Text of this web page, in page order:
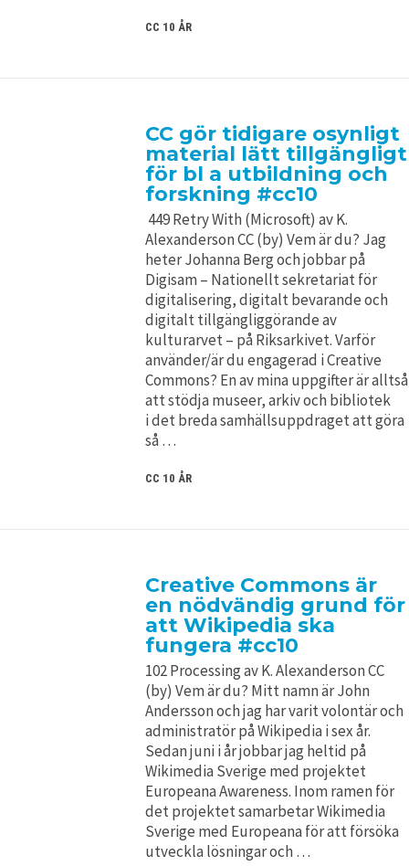
CC 10 ÅR
CC gör tidigare osynligt
material lätt tillgängligt
för bl a utbildning och
forskning #cc10
449 Retry With (Microsoft) av K.
Alexanderson CC (by) Vem är du? Jag
heter Johanna Berg och jobbar på
Digisam – Nationellt sekretariat för
digitalisering, digitalt bevarande och
digitalt tillgängliggörande av
kulturarvet – på Riksarkivet. Varför
använder/är du engagerad i Creative
Commons? En av mina uppgifter är alltså
att stödja museer, arkiv och bibliotek
i det breda samhällsuppdraget att göra
så …
CC 10 ÅR
Creative Commons är
en nödvändig grund för
att Wikipedia ska
fungera #cc10
102 Processing av K. Alexanderson CC
(by) Vem är du? Mitt namn är John
Andersson och jag har varit volontär och
administratör på Wikipedia i sex år.
Sedan juni i år jobbar jag heltid på
Wikimedia Sverige med projektet
Europeana Awareness. Inom ramen för
det projektet samarbetar Wikimedia
Sverige med Europeana för att försöka
utveckla lösningar och …